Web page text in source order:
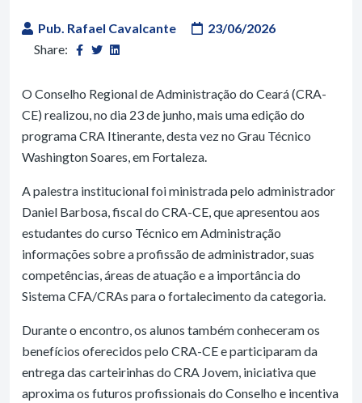
Pub. Rafael Cavalcante
23/06/2026
Share:
O Conselho Regional de Administração do Ceará (CRA-
CE) realizou, no dia 23 de junho, mais uma edição do
programa CRA Itinerante, desta vez no Grau Técnico
Washington Soares, em Fortaleza.
A palestra institucional foi ministrada pelo administrador
Daniel Barbosa, fiscal do CRA-CE, que apresentou aos
estudantes do curso Técnico em Administração
informações sobre a profissão de administrador, suas
competências, áreas de atuação e a importância do
Sistema CFA/CRAs para o fortalecimento da categoria.
Durante o encontro, os alunos também conheceram os
benefícios oferecidos pelo CRA-CE e participaram da
entrega das carteirinhas do CRA Jovem, iniciativa que
aproxima os futuros profissionais do Conselho e incentiva